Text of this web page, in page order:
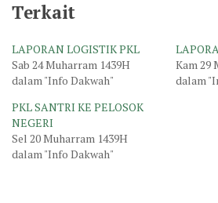
Terkait
LAPORAN LOGISTIK PKL
Sab 24 Muharram 1439H
dalam "Info Dakwah"
Kam 29
dalam
PKL SANTRI KE PELOSOK
NEGERI
Sel 20 Muharram 1439H
dalam "Info Dakwah"